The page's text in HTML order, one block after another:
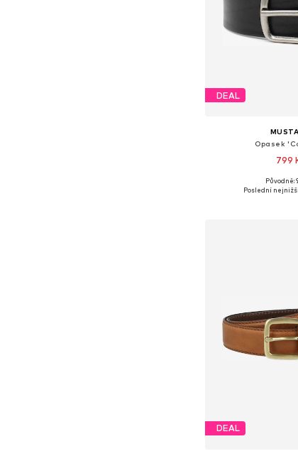
DEAL
Opasek
799
Dostupné v
Původně:
Poslední
DEAL